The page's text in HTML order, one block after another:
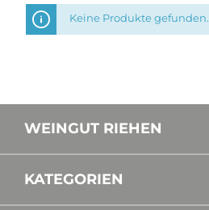
Keine Produkte gefunden.
WEINGUT RIEHEN
KATEGORIEN